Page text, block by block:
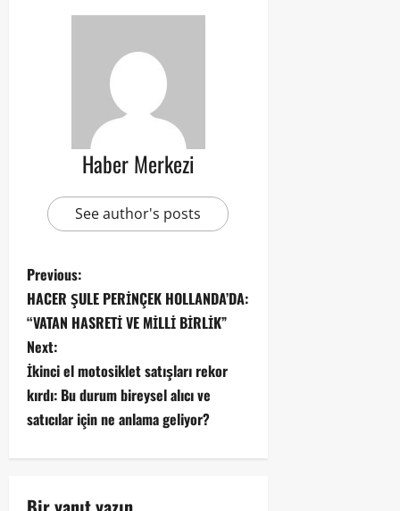
Haber Merkezi
See author's posts
Previous:
HACER ŞULE PERİNÇEK HOLLANDA’DA:
“VATAN HASRETİ VE MİLLİ BİRLİK”
Next:
İkinci el motosiklet satışları rekor
kırdı: Bu durum bireysel alıcı ve
satıcılar için ne anlama geliyor?